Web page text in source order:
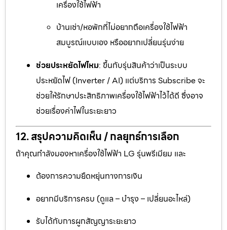
เครื่องใช้ไฟฟ้า
บ้านเช่า/หอพักที่ไม่อยากถือเครื่องใช้ไฟฟ้า
สมบูรณ์แบบเอง หรืออยากเปลี่ยนรุ่นง่าย
ช่วยประหยัดไฟไหม: ขึ้นกับรุ่นสินค้าว่าเป็นระบบ
ประหยัดไฟ (Inverter / AI) แต่บริการ Subscribe จะ
ช่วยให้รักษาประสิทธิภาพเครื่องใช้ไฟฟ้าไว้ได้ดี ซึ่งอาจ
ช่วยเรื่องค่าไฟในระยะยาว
12. สรุปความคิดเห็น / กลยุทธ์การเลือก
ถ้าคุณกำลังมองหาเครื่องใช้ไฟฟ้า LG รุ่นพรีเมียม และ
ต้องการความยืดหยุ่นทางการเงิน
อยากมีบริการครบ (ดูแล – บำรุง – เปลี่ยนอะไหล่)
รับได้กับการผูกสัญญาระยะยาว